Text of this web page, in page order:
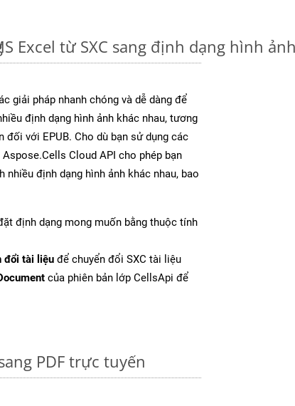
Excel từ SXC sang định dạng hình
giải pháp nhanh chóng và dễ dàng để
định dạng hình ảnh khác nhau, tương
với EPUB. Cho dù bạn sử dụng các
Aspose.Cells Cloud API cho phép bạn
định dạng hình ảnh khác nhau, bao
định dạng mong muốn bằng thuộc tính
đổi tài liệu để chuyển đổi SXC tài liệu
của phiên bản lớp CellsApi để
PDF trực tuyến